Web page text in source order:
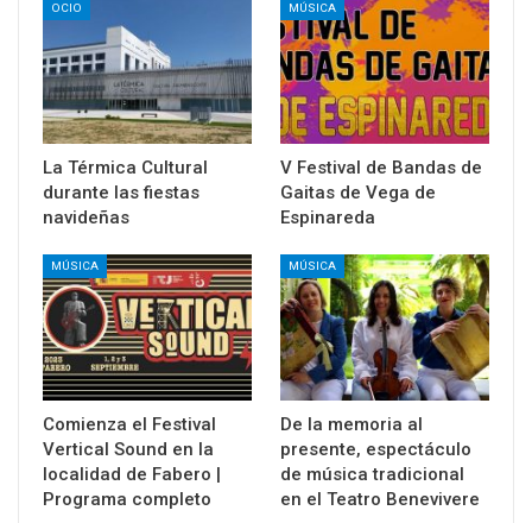
OCIO
La Térmica Cultural
durante las fiestas
navideñas
MÚSICA
V Festival de Bandas de
Gaitas de Vega de
Espinareda
MÚSICA
Comienza el Festival
Vertical Sound en la
localidad de Fabero |
Programa completo
MÚSICA
De la memoria al
presente, espectáculo
de música tradicional
en el Teatro Benevivere